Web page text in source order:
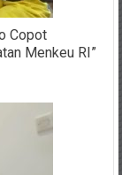
Copot
Menkeu RI”